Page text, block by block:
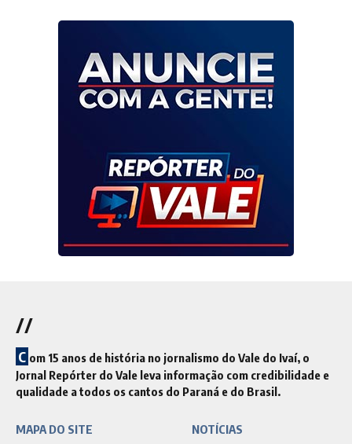
//
C om 15 anos de história no jornalismo do Vale do Ivaí, o
Jornal Repórter do Vale leva informação com credibilidade e
qualidade a todos os cantos do Paraná e do Brasil.
MAPA DO SITE NOTÍCIAS